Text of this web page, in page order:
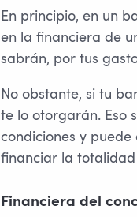
En principio, en un
en la financiera de
sabrán, por tus
No obstante, si tu
te lo otorgarán. Eso
condiciones y
financiar la
Financiera del